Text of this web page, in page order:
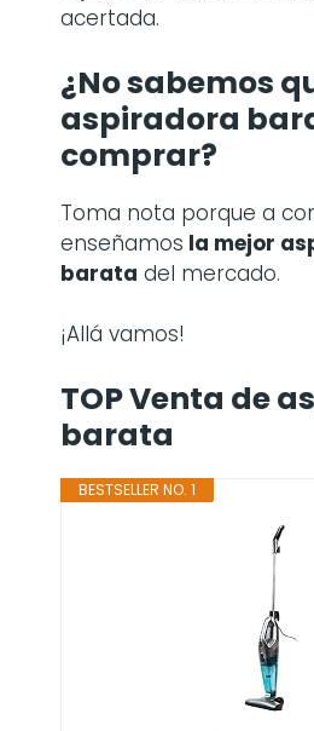
acertada.
¿No sabemos
aspiradora
comprar?
Toma nota porque a
enseñamos la mejor
barata del mercado.
¡Allá vamos!
TOP Venta de
barata
BESTSELLER NO. 1